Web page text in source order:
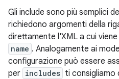
Gli include sono più semplici
richiedono argomenti della
direttamente l'XML a cui
name . Analogamente ai
configurazione può essere
per includes ti consigliamo